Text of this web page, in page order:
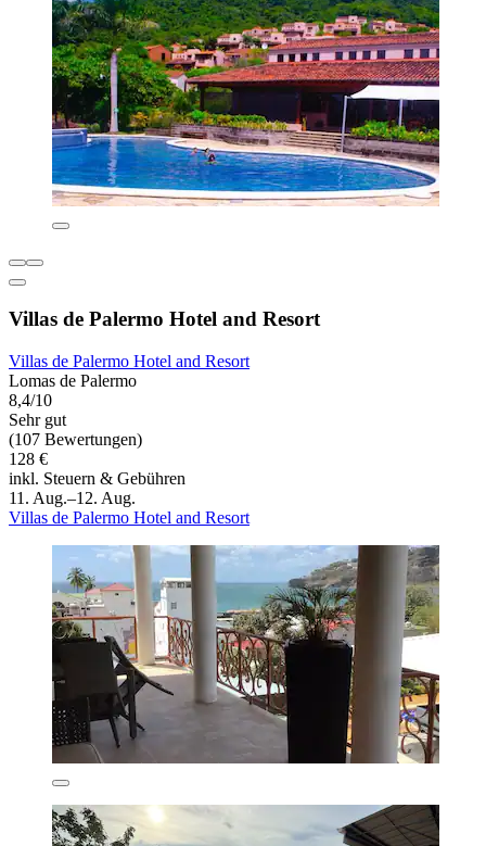
Villas de Palermo Hotel and Resort
Villas de Palermo Hotel and Resort
Lomas de Palermo
8,4/10
Sehr gut
(107 Bewertungen)
128 €
inkl. Steuern & Gebühren
11. Aug.–12. Aug.
Villas de Palermo Hotel and Resort